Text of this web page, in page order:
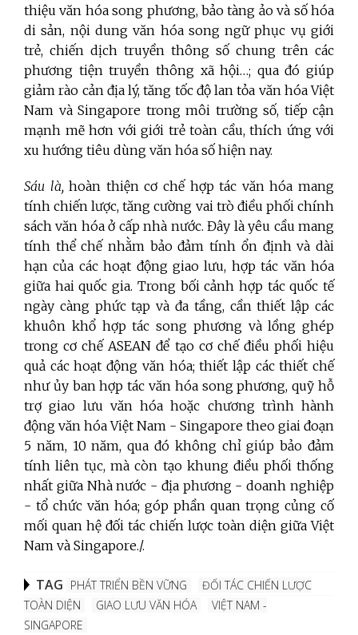
thiệu văn hóa song phương, bảo tàng ảo và số hóa
di sản, nội dung văn hóa song ngữ phục vụ giới
trẻ, chiến dịch truyền thông số chung trên các
phương tiện truyền thông xã hội…; qua đó giúp
giảm rào cản địa lý, tăng tốc độ lan tỏa văn hóa Việt
Nam và Singapore trong môi trường số, tiếp cận
mạnh mẽ hơn với giới trẻ toàn cầu, thích ứng với
xu hướng tiêu dùng văn hóa số hiện nay.
Sáu là, hoàn thiện cơ chế hợp tác văn hóa mang
tính chiến lược, tăng cường vai trò điều phối chính
sách văn hóa ở cấp nhà nước. Đây là yêu cầu mang
tính thể chế nhằm bảo đảm tính ổn định và dài
hạn của các hoạt động giao lưu, hợp tác văn hóa
giữa hai quốc gia. Trong bối cảnh hợp tác quốc tế
ngày càng phức tạp và đa tầng, cần thiết lập các
khuôn khổ hợp tác song phương và lồng ghép
trong cơ chế ASEAN để tạo cơ chế điều phối hiệu
quả các hoạt động văn hóa; thiết lập các thiết chế
như ủy ban hợp tác văn hóa song phương, quỹ hỗ
trợ giao lưu văn hóa hoặc chương trình hành
động văn hóa Việt Nam - Singapore theo giai đoạn
5 năm, 10 năm, qua đó không chỉ giúp bảo đảm
tính liên tục, mà còn tạo khung điều phối thống
nhất giữa Nhà nước - địa phương - doanh nghiệp
- tổ chức văn hóa; góp phần quan trọng củng cố
mối quan hệ đối tác chiến lược toàn diện giữa Việt
Nam và Singapore./.
TAG PHÁT TRIỂN BỀN VỮNG
ĐỐI TÁC CHIẾN LƯỢC
TOÀN DIỆN
GIAO LƯU VĂN HÓA
VIỆT NAM -
SINGAPORE